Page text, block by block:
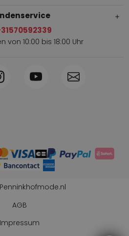
Tagen geliefert
0031-570592339
von 10:00 bis 18:00 Uhr
AGB
Impressum